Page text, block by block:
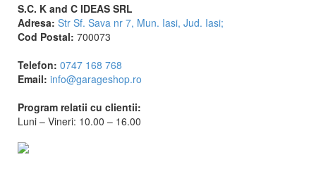
S.C. K and C IDEAS SRL
Adresa: Str Sf. Sava nr 7, Mun. Iasi, Jud. Iasi;
Cod Postal: 700073
Telefon: 0747 168 768
Email: info@garageshop.ro
Program relatii cu clientii:
Luni – Vineri: 10.00 – 16.00